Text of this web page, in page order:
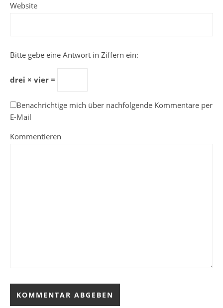
Website
Bitte gebe eine Antwort in Ziffern ein:
drei × vier =
Benachrichtige mich über nachfolgende Kommentare per
E-Mail
Kommentieren